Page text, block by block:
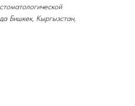
Бишкек, Кыргызстан,